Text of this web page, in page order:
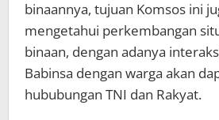
binaannya, tujuan Komsos ini
mengetahui perkembangan
binaan, dengan adanya
Babinsa dengan warga akan
hububungan TNI dan Rakyat.